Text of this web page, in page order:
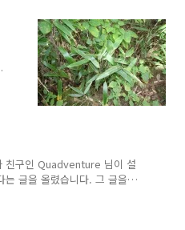
친구인 Quadventure 님이 설
글을 올렸습니다. 그 글을
, 엊그제 드디어 나이크 캐시
는 방법도 어렵지 않습니다.